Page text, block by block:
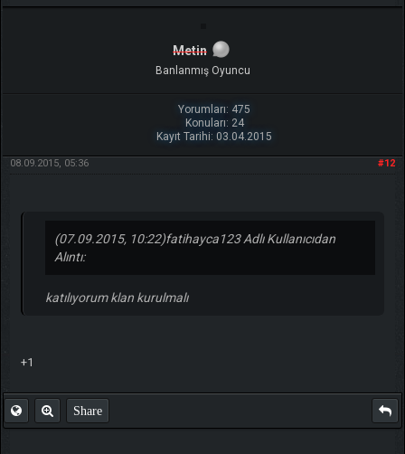
Metin
Banlanmış Oyuncu
Yorumları: 475
Konuları: 24
Kayıt Tarihi: 03.04.2015
#12
08.09.2015, 05:36
(07.09.2015, 10:22)fatihayca123 Adlı Kullanıcıdan
Alıntı:
katılıyorum klan kurulmalı
+1
Share